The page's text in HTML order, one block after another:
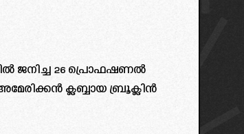
ജനിച്ച 26 പ്രൊഫഷണൽ
ക്ലബ്ബായ ബ്രൂക്ലിൻ